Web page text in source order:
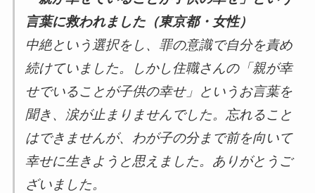
言葉に救われました（東京都・女性）
中絶という選択をし、罪の意識で自分を責め
続けていました。しかし住職さんの「親が幸
せでいることが子供の幸せ」というお言葉を
聞き、涙が止まりませんでした。忘れること
はできませんが、わが子の分まで前を向いて
幸せに生きようと思えました。ありがとうご
ざいました。